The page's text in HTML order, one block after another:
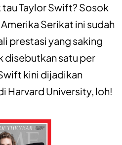
Taylor Swift? Sosok
Serikat ini sudah
prestasi yang saking
disebutkan satu per
kini dijadikan
Harvard University, loh!